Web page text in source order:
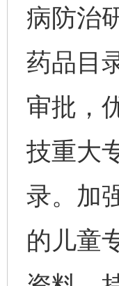
病防治
药品目
审批，
技重大
录。加
的儿童